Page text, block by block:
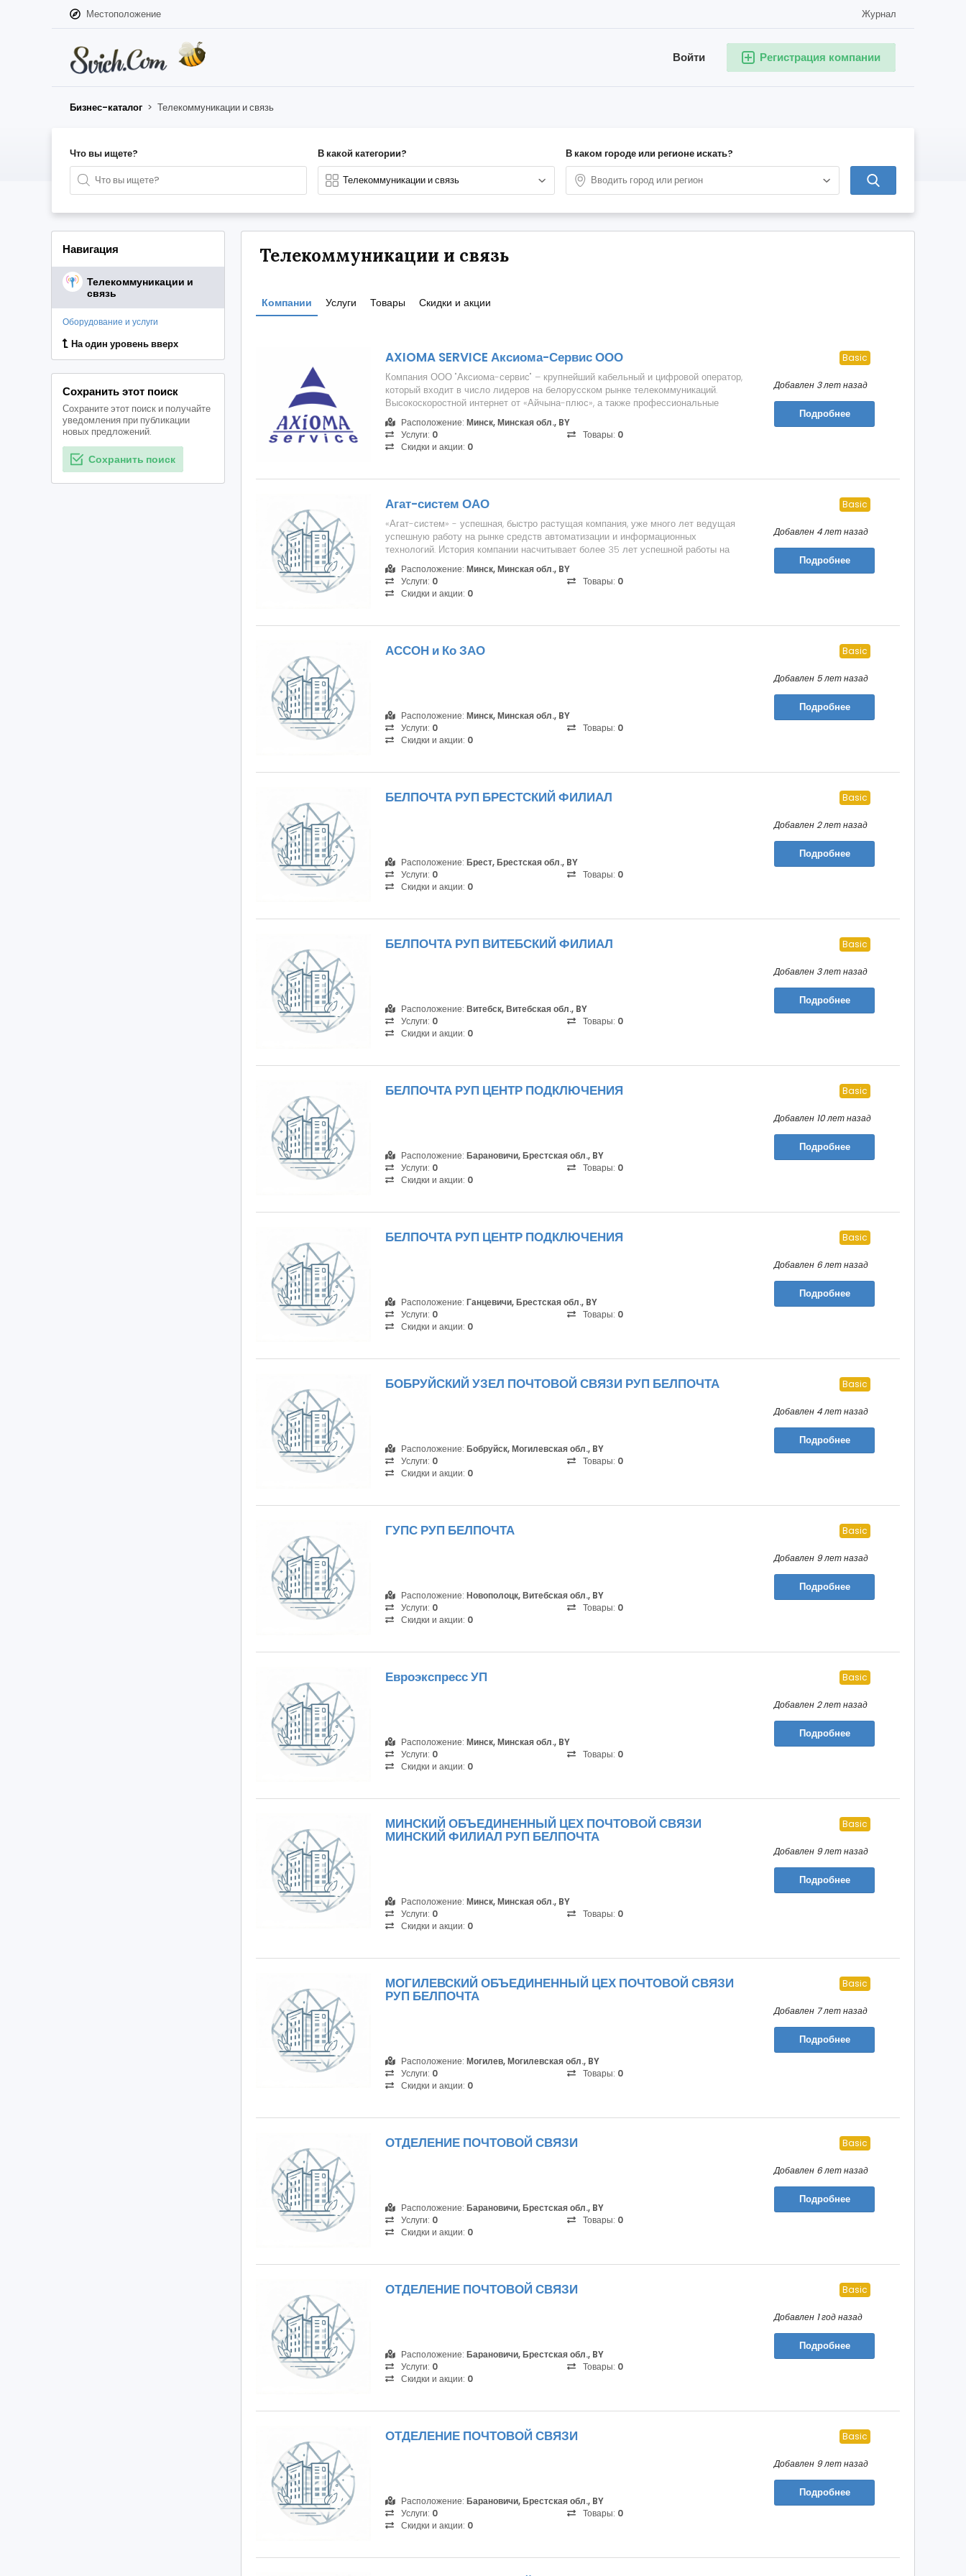
Журнал
Местоположение
Регистрация компании
Войти
Бизнес-каталог > Телекоммуникации и связь
Что вы ищете? В какой категории? В каком городе или регионе искать?
Навигация
Телекоммуникации и
связь
Оборудование и услуги
На один уровень вверх
Сохранить этот поиск
Сохраните этот поиск и получайте
уведомления при публикации
новых предложений.
Сохранить поиск
Телекоммуникации и связь
Компании Услуги Товары Скидки и акции
AXIOMA SERVICE Аксиома-Сервис ООО
Компания ООО "Аксиома-сервис" – крупнейший кабельный и цифровой оператор,
который входит в число лидеров на белорусском рынке телекоммуникаций.
Высокоскоростной интернет от «Айчына-плюс», а также профессиональные
услуги ...Расположение: Минск, Минская обл., BY
Услуги: 0 Товары: 0
Скидки и акции: 0
Basic
Добавлен 3 лет назад
Подробнее
Агат-систем ОАО
«Агат-систем» - успешная, быстро растущая компания, уже много лет ведущая
успешную работу на рынке средств автоматизации и информационных
технологий. История компании насчитывает более 35 лет успешной работы на
данном ры...
Расположение: Минск, Минская обл., BY
Услуги: 0 Товары: 0
Скидки и акции: 0
Basic
Добавлен 4 лет назад
Подробнее
АССОН и Ко ЗАО
Расположение: Минск, Минская обл., BY
Услуги: 0 Товары: 0
Скидки и акции: 0
Basic
Добавлен 5 лет назад
Подробнее
БЕЛПОЧТА РУП БРЕСТСКИЙ ФИЛИАЛ
Расположение: Брест, Брестская обл., BY
Услуги: 0 Товары: 0
Скидки и акции: 0
Basic
Добавлен 2 лет назад
Подробнее
БЕЛПОЧТА РУП ВИТЕБСКИЙ ФИЛИАЛ
Расположение: Витебск, Витебская обл., BY
Услуги: 0 Товары: 0
Скидки и акции: 0
Basic
Добавлен 3 лет назад
Подробнее
БЕЛПОЧТА РУП ЦЕНТР ПОДКЛЮЧЕНИЯ
Расположение: Барановичи, Брестская обл., BY
Услуги: 0 Товары: 0
Скидки и акции: 0
Basic
Добавлен 10 лет назад
Подробнее
БЕЛПОЧТА РУП ЦЕНТР ПОДКЛЮЧЕНИЯ
Расположение: Ганцевичи, Брестская обл., BY
Услуги: 0 Товары: 0
Скидки и акции: 0
Basic
Добавлен 6 лет назад
Подробнее
БОБРУЙСКИЙ УЗЕЛ ПОЧТОВОЙ СВЯЗИ РУП БЕЛПОЧТА
Расположение: Бобруйск, Могилевская обл., BY
Услуги: 0 Товары: 0
Скидки и акции: 0
Basic
Добавлен 4 лет назад
Подробнее
ГУПС РУП БЕЛПОЧТА
Расположение: Новополоцк, Витебская обл., BY
Услуги: 0 Товары: 0
Скидки и акции: 0
Basic
Добавлен 9 лет назад
Подробнее
Евроэкспресс УП
Расположение: Минск, Минская обл., BY
Услуги: 0 Товары: 0
Скидки и акции: 0
Basic
Добавлен 2 лет назад
Подробнее
МИНСКИЙ ОБЪЕДИНЕННЫЙ ЦЕХ ПОЧТОВОЙ СВЯЗИ
МИНСКИЙ ФИЛИАЛ РУП БЕЛПОЧТА
Расположение: Минск, Минская обл., BY
Услуги: 0 Товары: 0
Скидки и акции: 0
Basic
Добавлен 9 лет назад
Подробнее
МОГИЛЕВСКИЙ ОБЪЕДИНЕННЫЙ ЦЕХ ПОЧТОВОЙ СВЯЗИ
РУП БЕЛПОЧТА
Расположение: Могилев, Могилевская обл., BY
Услуги: 0 Товары: 0
Скидки и акции: 0
Basic
Добавлен 7 лет назад
Подробнее
ОТДЕЛЕНИЕ ПОЧТОВОЙ СВЯЗИ
Расположение: Барановичи, Брестская обл., BY
Услуги: 0 Товары: 0
Скидки и акции: 0
Basic
Добавлен 6 лет назад
Подробнее
ОТДЕЛЕНИЕ ПОЧТОВОЙ СВЯЗИ
Расположение: Барановичи, Брестская обл., BY
Услуги: 0 Товары: 0
Скидки и акции: 0
Basic
Добавлен 1 год назад
Подробнее
ОТДЕЛЕНИЕ ПОЧТОВОЙ СВЯЗИ
Расположение: Барановичи, Брестская обл., BY
Услуги: 0 Товары: 0
Скидки и акции: 0
Basic
Добавлен 9 лет назад
Подробнее